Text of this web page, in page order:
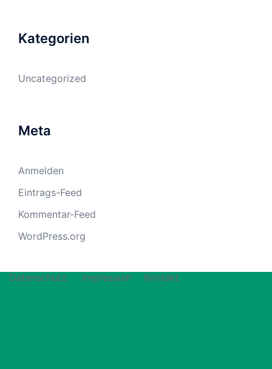
Kategorien
Uncategorized
Meta
Anmelden
Eintrags-Feed
Kommentar-Feed
WordPress.org
Datenschutz Impressum Kontakt